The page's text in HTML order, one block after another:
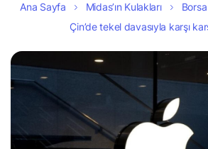
Ana Sayfa Midas’ın Kulakları
Çin’de tekel davasıyla karşı